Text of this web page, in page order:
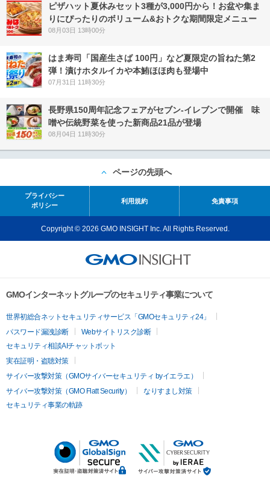
ピザハット夏休みセット3種が3,000円から！お盆や集ま
りにぴったりのボリューム&おトクな期間限定メニュー
08月03日 13時00分
はま寿司「国産生さば 100円」など夏限定の旨ねた第2
弾！漬けホタルイカや本鮪ほほ肉も登場中
07月31日 11時30分
長野県150周年記念フェアがセブン-イレブンで開催 味
噌や伝統野菜を使った新商品21品が登場
08月04日 11時30分
ページの先頭へ
プライバシー
ポリシー
利用規約 免責事項
Copyright © 2026 GMO INSIGHT Inc. All Rights Reserved.
GMOインターネットグループのセキュリティ事業について
世界初総合ネットセキュリティサービス「GMOセキュリティ24」
パスワード漏洩診断
Webサイトリスク診断
セキュリティ相談AIチャットボット
実在証明・盗聴対策
サイバー攻撃対策（GMOサイバーセキュリティ byイエラエ）
サイバー攻撃対策（GMO Flatt Security）
なりすまし対策
セキュリティ事業の軌跡